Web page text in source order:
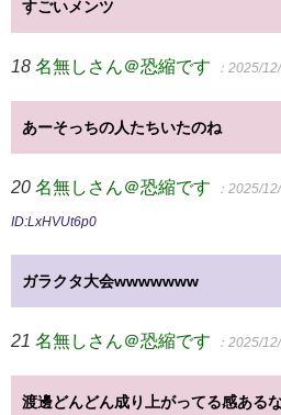
すごいメンツ
18 名無しさん＠恐縮です ：2025/
あーそっちの人たちいたのね
20 名無しさん＠恐縮です ：2025/
ID:LxHVUt6p0
ガラクタ大会wwwwwww
21 名無しさん＠恐縮です ：2025/
渡邊どんどん成り上がってる感ある